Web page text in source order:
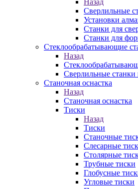
Назад
Сверлильные
Установки
Станки для
Станки для
Стеклообрабатывающие
Назад
Сверлильные станки
Станочная оснастка
Назад
Станочная оснастка
Тиски
Назад
Тиски
Станочные
Слесарные
Столярные
Трубные тиски
Глобусные
Угловые тиски